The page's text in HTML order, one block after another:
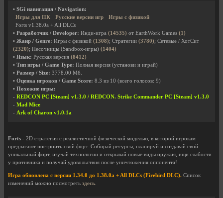
• SGi навигация / Navigation:
Игры для ПК
Русские версии игр
Игры с физикой
Forts v1.38.0a + All DLCs
• Разработчик / Developer: Инди-игра (14535) от EarthWork Games (1)
• Жанр / Genre: Игры с физикой (1308); Стратегии (3780); Сетевые / ХотСит
(2320); Песочницы (Sandbox-игры) (1404)
• Язык: Русская версия (8412)
• Тип игры / Game Type: Полная версия (установи и играй)
• Размер / Size: 3778.00 Мб.
• Оценка игроков / Game Score: 8.3 из 10 (всего голосов: 9)
• Похожие игры:
- REDCON PC [Steam] v1.3.0 / REDCON. Strike Commander PC [Steam] v1.3.0
- Mad Mice
- Ark of Charon v1.0.1a
Forts - 2D стратегия с реалистичной физической моделью, в которой игрокам
предлагают построить свой форт. Собирай ресурсы, планируй и создавай свой
уникальный форт, изучай технологии и открывай новые виды оружия, ищи слабости
у противника и получай удовольствия после уничтожения оппонента!
Игра обновлена с версии 1.34.0 до 1.38.0a + All DLCs (Firebird DLC). Список
изменений можно посмотреть здесь.